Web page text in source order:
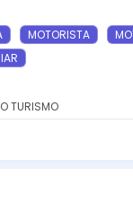
MOTORISTA
TURISMO